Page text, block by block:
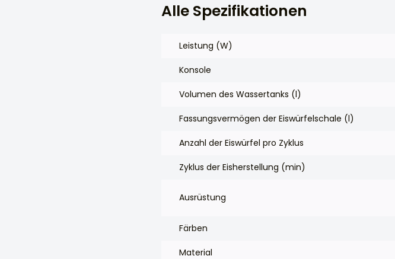
Alle Spezifikationen
Leistung (W)
Konsole
Volumen des Wassertanks (l)
Fassungsvermögen der Eiswürfelschale (l)
Anzahl der Eiswürfel pro Zyklus
Zyklus der Eisherstellung (min)
Ausrüstung
Färben
Material